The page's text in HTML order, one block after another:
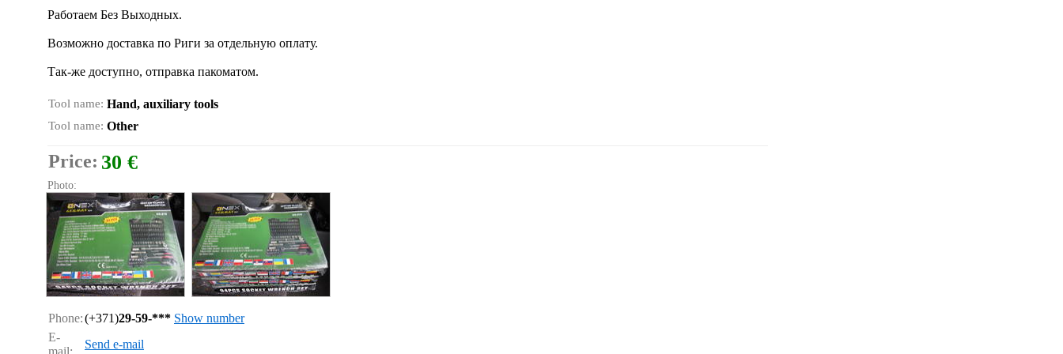
Работаем Без Выходных.
Возможно доставка по Риги за отдельную оплату.
Так-же доступно, отправка пакоматом.
Tool name: Hand, auxiliary tools
Tool name: Other
Price: 30 €
Photo:
Phone:(+371)29-59-*** Show number
E-
mail:
Send e-mail